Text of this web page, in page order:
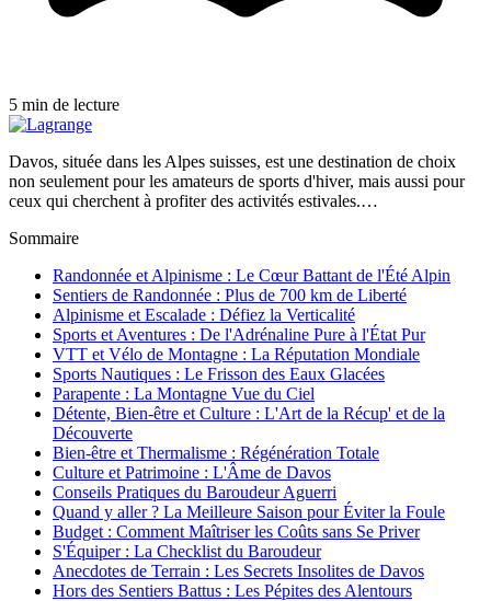
5 min de lecture
Davos, située dans les Alpes suisses, est une destination de choix
non seulement pour les amateurs de sports d'hiver, mais aussi pour
ceux qui cherchent à profiter des activités estivales.…
Sommaire
Randonnée et Alpinisme : Le Cœur Battant de l'Été Alpin
Sentiers de Randonnée : Plus de 700 km de Liberté
Alpinisme et Escalade : Défiez la Verticalité
Sports et Aventures : De l'Adrénaline Pure à l'État Pur
VTT et Vélo de Montagne : La Réputation Mondiale
Sports Nautiques : Le Frisson des Eaux Glacées
Parapente : La Montagne Vue du Ciel
Détente, Bien-être et Culture : L'Art de la Récup' et de la
Découverte
Bien-être et Thermalisme : Régénération Totale
Culture et Patrimoine : L'Âme de Davos
Conseils Pratiques du Baroudeur Aguerri
Quand y aller ? La Meilleure Saison pour Éviter la Foule
Budget : Comment Maîtriser les Coûts sans Se Priver
S'Équiper : La Checklist du Baroudeur
Anecdotes de Terrain : Les Secrets Insolites de Davos
Hors des Sentiers Battus : Les Pépites des Alentours